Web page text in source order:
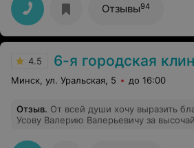
Отзывы94
4.5 6-я городская клиническая
Минск, ул. Уральская, 5 до 16:00
Отзыв. От всей души хочу выразить
Усову Валерию Валерьевичу за
(23.03.2026), за внимательное